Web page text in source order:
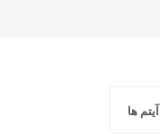
آیتم ها